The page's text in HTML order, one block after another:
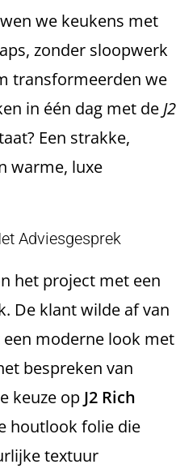
we keukens met
zonder sloopwerk
transformeerden we
in één dag met de J2
Een strakke,
warme, luxe
Adviesgesprek
het project met een
De klant wilde af van
moderne look met
bespreken van
keuze op J2 Rich
houtlook folie die
textuur